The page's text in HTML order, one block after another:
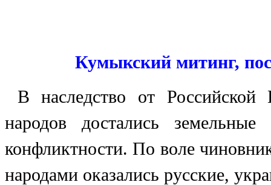
Кумыкский митинг,
В наследство от
народов достались
конфликтности. По воле
народами оказались русские,